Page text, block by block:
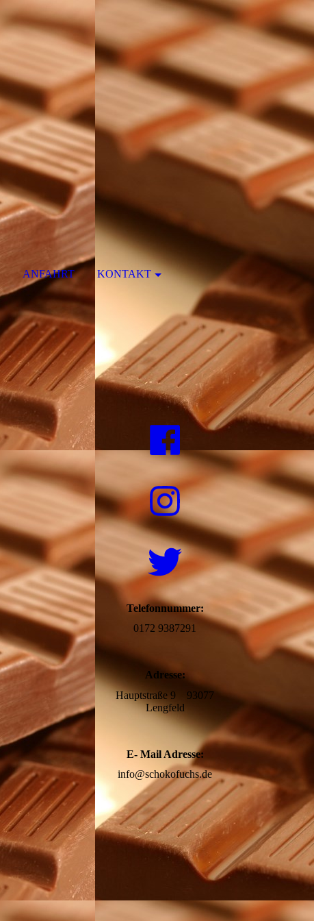
ANFAHRT KONTAKT
Telefonnummer:
0172 9387291
Adresse:
Hauptstraße 9 93077
Lengfeld
E- Mail Adresse:
info@schokofuchs.de